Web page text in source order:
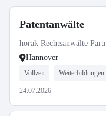
Patentanwälte
horak Rechtsanwälte
Hannover
Vollzeit Weiterbildungen
24.07.2026